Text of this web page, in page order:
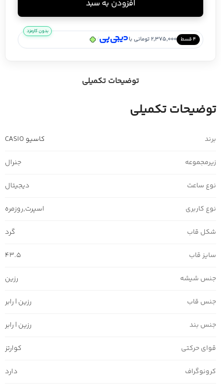
افزودن به سبد
۴ قسط 2,375,000 تومانی با /
بدون کارمزد
توضیحات تکمیلی
توضیحات تکمیلی
برند کاسیو CASIO
زیرمجموعه جنرال
نوع ساعت دیجیتال
نوع کاربری اسپرت,روزمره
شکل قاب گرد
سایز قاب 43.5
جنس شیشه رزین
جنس قاب رزین | رابر
جنس بند رزین | رابر
قوای حرکتی کوارتز
کرونوگراف دارد